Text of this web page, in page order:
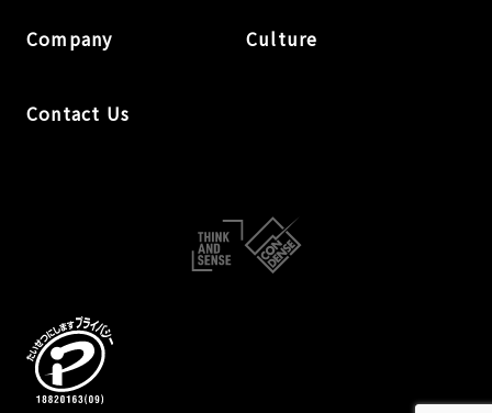
Company Culture
Contact Us